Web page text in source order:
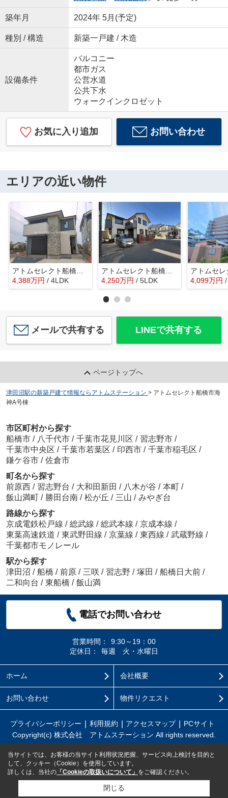
築年月 2024年 5月(予定)
種別 / 構造 新築一戸建 / 木造
設備条件
バルコニー
都市ガス
公営水道
公共下水
ウォークインクロゼット
お気に入り追加 お問い合わせ
エリアの近い物件
アトムセレクト船橋市芝山9期 1号棟
4,388万円 / 4LDK
アトムセレクト船橋市新高根３丁目中古戸建て
4,250万円 / 5LDK 4,099万円
メールで共有する LINEで共有する
ページトップへ
津田沼駅の新築戸建て情報ならアトムステーション > アトムセレクト船橋市海
神A号棟
市区町村から探す
船橋市 / 八千代市 / 千葉市花見川区 / 習志野市 /
千葉市中央区 / 千葉市若葉区 / 印西市 / 千葉市稲毛区 /
鎌ケ谷市 / 佐倉市
町名から探す
前原西 / 習志野台 / 大和田新田 / 八木が谷 / 本町 /
飯山満町 / 勝田台南 / 松が丘 / 三山 / みやぎ台
路線から探す
京成電鉄松戸線 / 総武線 / 総武本線 / 京成本線 /
東葉高速鉄道 / 東武野田線 / 京葉線 / 東西線 / 武蔵野線 /
千葉都市モノレール
駅から探す
津田沼 / 船橋 / 前原 / 三咲 / 習志野 / 塚田 / 船橋日大前 /
二和向台 / 東船橋 / 飯山満
電話でお問い合わせ
営業時間：
9:30～19：00
定休日：
毎週 火・水曜日
ホーム 会社概要
お問い合わせ 物件リクエスト
プライバシーポリシー 利用規約 アクセスマップ
PCサイト
Copyright(c) 株式会社 アトムステーション All rights reserved.
当サイトでは、お客様の当サイト利用状況把握、サービス向上検討を目的と
して、クッキー（Cookie）を使用しています。
詳しくは、当社の 「Cookieの取扱いについて」 をご確認ください。
閉じる